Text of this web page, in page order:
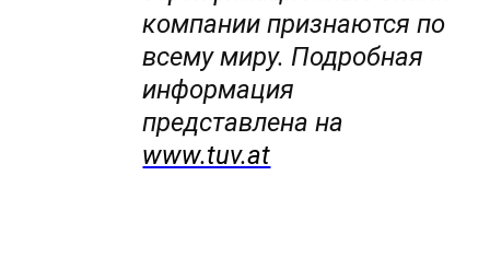
компании признаются по
всему миру. Подробная
информация
представлена на
www.tuv.at